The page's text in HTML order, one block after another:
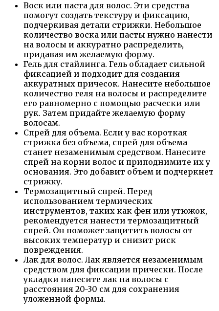
Воск или паста для волос. Эти средства
помогут создать текстуру и фиксацию,
подчеркивая детали стрижки. Небольшое
количество воска или пасты нужно нанести
на волосы и аккуратно распределить,
придавая им желаемую форму.
Гель для стайлинга. Гель обладает сильной
фиксацией и подходит для создания
аккуратных причесок. Нанесите небольшое
количество геля на волосы и распределите
его равномерно с помощью расчески или
рук. Затем придайте желаемую форму
волосам.
Спрей для объема. Если у вас короткая
стрижка без объема, спрей для объема
станет незаменимым средством. Нанесите
спрей на корни волос и приподнимите их у
основания. Это добавит объем и подчеркнет
стрижку.
Термозащитный спрей. Перед
использованием термических
инструментов, таких как фен или утюжок,
рекомендуется нанести термозащитный
спрей. Он поможет защитить волосы от
высоких температур и снизит риск
повреждения.
Лак для волос. Лак является незаменимым
средством для фиксации прически. После
укладки нанесите лак на волосы с
расстояния 20-30 см для сохранения
уложенной формы.